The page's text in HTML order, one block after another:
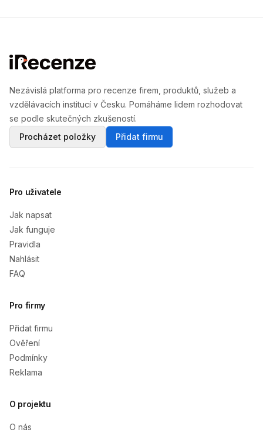
Nezávislá platforma pro recenze firem, produktů, služeb a
vzdělávacích institucí v Česku. Pomáháme lidem rozhodovat
se podle skutečných zkušeností.
Procházet položky
Přidat firmu
Pro uživatele
Jak napsat
Jak funguje
Pravidla
Nahlásit
FAQ
Pro firmy
Přidat firmu
Ověření
Podmínky
Reklama
O projektu
O nás